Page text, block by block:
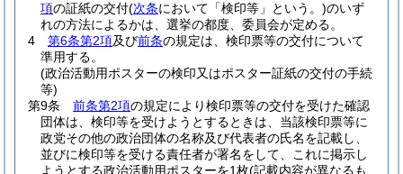
項の証紙の交付(次条において「検印等」という。)のいず
れの方法によるかは、選挙の都度、委員会が定める。
4
第6条第2項及び前条の規定は、検印票等の交付について
準用する。
(政治活動用ポスターの検印又はポスター証紙の交付の手続
等)
第9条
前条第2項の規定により検印票等の交付を受けた確認
団体は、検印等を受けようとするときは、当該検印票等に
政党その他の政治団体の名称及び代表者の氏名を記載し、
並びに検印等を受ける責任者が署名をして、これに掲示し
ようとする政治活動用ポスターを1枚(記載内容が異なるも